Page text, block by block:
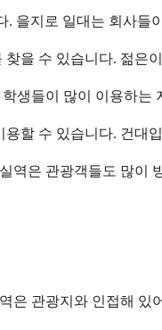
을지로 일대는 회사들
을 수 있습니다. 젊은
생들이 많이 이용하는
할 수 있습니다. 건대
역은 관광객들도 많이
은 관광지와 인접해 있